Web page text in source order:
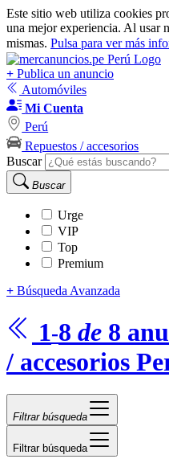
Este sitio web utiliza cookies
una mejor experiencia. Al usar
mismas. Pulsa para ver más
+ Publica un anuncio
Automóviles
Mi Cuenta
Perú
Repuestos / accesorios
Buscar
Buscar
Urge
VIP
Top
Premium
+ Búsqueda Avanzada
1-8 de 8
/ accesorios
Filtrar búsqueda
Filtrar búsqueda